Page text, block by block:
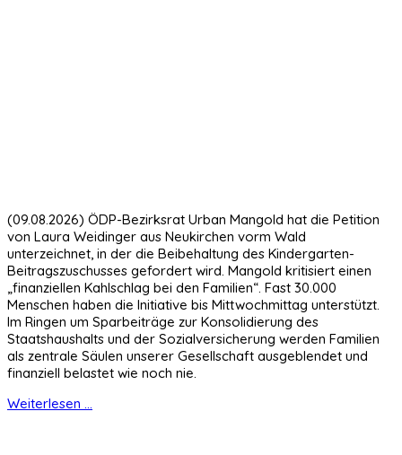
(09.08.2026) ÖDP-Bezirksrat Urban Mangold hat die Petition
von Laura Weidinger aus Neukirchen vorm Wald
unterzeichnet, in der die Beibehaltung des Kindergarten-
Beitragszuschusses gefordert wird. Mangold kritisiert einen
„finanziellen Kahlschlag bei den Familien“. Fast 30.000
Menschen haben die Initiative bis Mittwochmittag unterstützt.
Im Ringen um Sparbeiträge zur Konsolidierung des
Staatshaushalts und der Sozialversicherung werden Familien
als zentrale Säulen unserer Gesellschaft ausgeblendet und
finanziell belastet wie noch nie.
Weiterlesen ...